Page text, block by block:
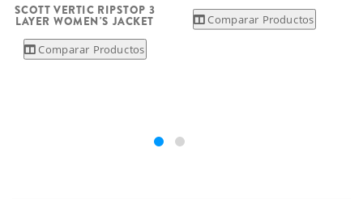
SCOTT VERTIC RIPSTOP 3
LAYER WOMEN'S JACKET
Comparar Productos
Comparar Productos